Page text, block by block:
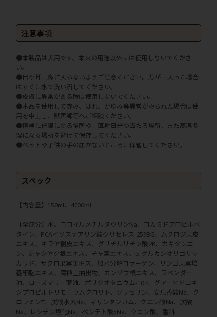
注意事項
●本製品は犬用です。本来の用途以外には使用しないでくださ
い。
●目や耳、鼻に入らないようご注意ください。万が一入った場合
はすぐに水で洗い流してください。
●皮膚に異常がある時は使用しないでください。
●本品を使用して赤み、はれ、かゆみ等異常がみられた場合は使
用を中止し、獣医師等へご相談ください。
●極端に低温になる場所や、直射日光の当たる場所、また高温多
湿になる場所を避けて保存してください。
●ペットや子供の手の届かないところに保管してください。
スペック
【内容量】150ml、4000ml
【全成分】水、ココイルメチルタウリンNa、コカミドプロピルベ
タイン、PCAイソステアリン酸グリセレス-25?BG、ムクロジ果皮
エキス、キラヤ樹皮エキス、グリチルリチン酸2K、カキタンニ
ン、シャクヤク根エキス、チャ葉エキス、α-グルカンオリゴサッ
カリド、ザクロ果実エキス、加水分解コラーゲン、リンゴ果実培
養細胞エキス、腐植土抽出物、カンゾウ根エキス、ラベンダー
油、ローズマリー葉油、ポリクオタニウム-107、グアーヒドロキ
シプロピルトリモニウムクロリド、グリセリン、安息香酸Na、ク
ロラミンT、炭酸水素Na、キサンタンガム、クエン酸Na、炭酸
Na、レシチン塩化Na、ペンテト酸5Na、クエン酸、香料